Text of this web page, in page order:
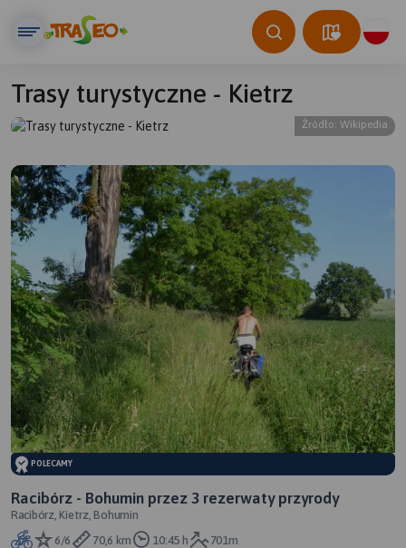
Trasy turystyczne - Kietrz
Źródło: Wikipedia
© Traseo Map © OpenMapTiles © OpenStreetMap contributors
POLECAMY
Racibórz - Bohumin przez 3 rezerwaty przyrody
Racibórz, Kietrz, Bohumin
6/6
70,6 km 10:45 h 701m